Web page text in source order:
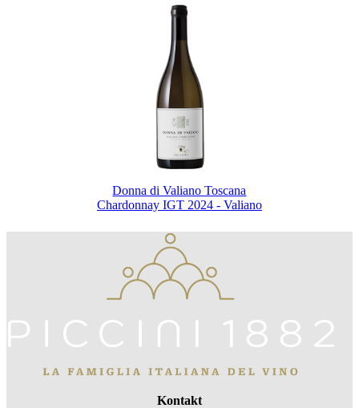
Donna di Valiano Toscana
Chardonnay IGT 2024 - Valiano
Kontakt